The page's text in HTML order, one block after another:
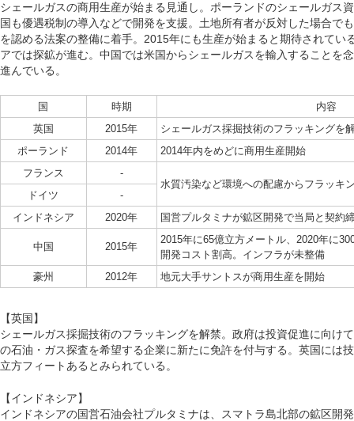
シェールガスの商用生産が始まる見通し。ポーランドのシェールガス
国も優遇税制の導入などで開発を支援。土地所有者が反対した場合で
を認める法案の整備に着手。2015年にも生産が始まると期待されてい
アでは探鉱が進む。中国では米国からシェールガスを輸入することを
進んでいる。
国 時期
内容
英国
2015年
シェールガス採掘技術のフラッキングを
ポーランド
2014年
2014年内をめどに商用生産開始
フランス
-
水質汚染など環境への配慮からフラッキ
ドイツ
-
インドネシア
2020年 国営プルタミナが鉱区開発で当局と契約
中国 2015年
2015年に65億立方メートル、2020年に
開発コスト割高。インフラが未整備
豪州
2012年 地元大手サントスが商用生産を開始
【英国】
シェールガス採掘技術のフラッキングを解禁。政府は投資促進に向け
の石油・ガス探査を希望する企業に新たに免許を付与する。英国には
立方フィートあるとみられている。
【インドネシア】
インドネシアの国営石油会社プルタミナは、スマトラ島北部の鉱区開